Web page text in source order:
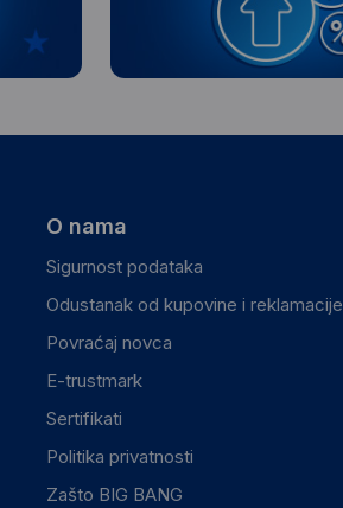
O nama
Sigurnost podataka
Odustanak od kupovine i reklamacije
Povraćaj novca
E-trustmark
Sertifikati
Politika privatnosti
Zašto BIG BANG